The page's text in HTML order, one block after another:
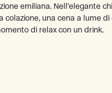
emiliana. Nell’elegante
colazione, una cena a lume
di relax con un drink.